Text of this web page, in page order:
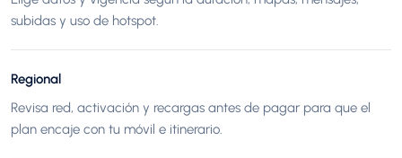
subidas y uso de hotspot.
Regional
Revisa red, activación y recargas antes de pagar para que el
plan encaje con tu móvil e itinerario.